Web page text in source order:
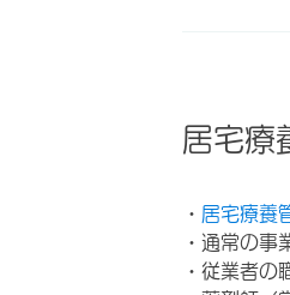
居宅療
・ 居宅療養
・通常の
・従業者の